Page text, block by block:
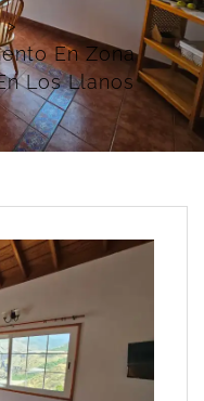
>
En Zona
Los Llanos